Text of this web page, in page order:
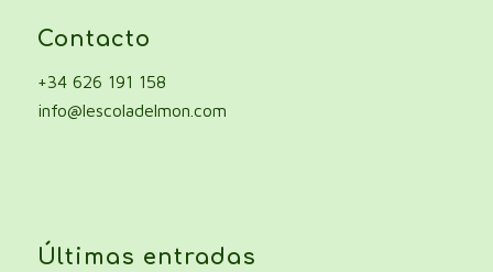
Contacto
+34 626 191 158
info@lescoladelmon.com
Últimas entradas